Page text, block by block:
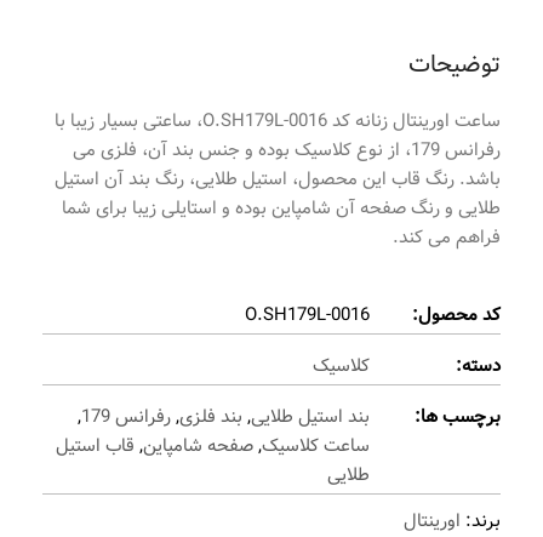
توضیحات
ساعت اورینتال زنانه کد O.SH179L-0016، ساعتی بسیار زیبا با
رفرانس 179، از نوع کلاسیک بوده و جنس بند آن، فلزی می
باشد. رنگ قاب این محصول، استیل طلایی، رنگ بند آن استیل
طلایی و رنگ صفحه آن شامپاین بوده و استایلی زیبا برای شما
فراهم می کند.
کد محصول:
O.SH179L-0016
دسته:
کلاسیک
برچسب ها:
بند استیل طلایی, بند فلزی,رفرانس 179
,
ساعت کلاسیک,صفحه شامپاین, قاب استیل
طلایی
برند: اورینتال